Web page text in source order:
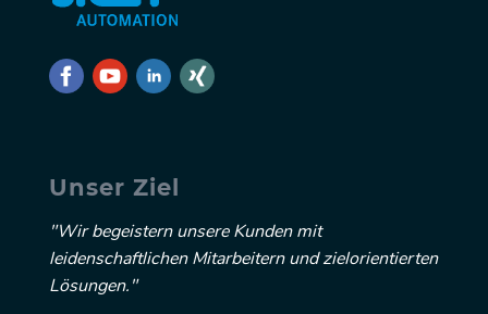
Unser Ziel
"Wir begeistern unsere Kunden mit
leidenschaftlichen Mitarbeitern und zielorientierten
Lösungen."